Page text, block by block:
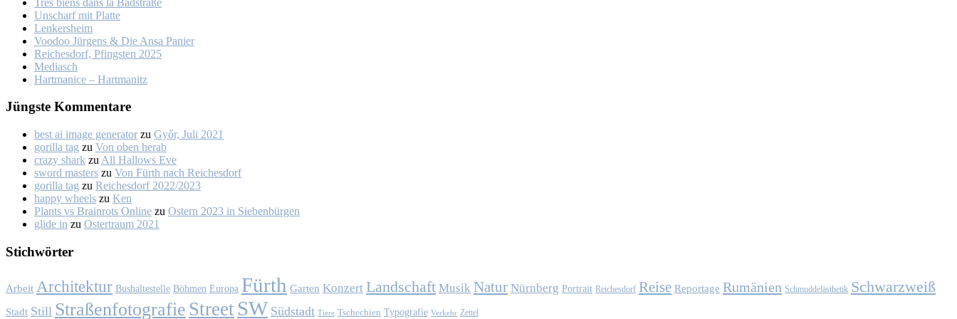
Un­scharf mit Plat­te
Len­kers­heim
Voo­doo Jür­gens & Die An­sa Pa­nier
Rei­ches­dorf, Pfings­ten 2025
Me­dia­sch
Hart­ma­nice – Hart­ma­nitz
Jüngs­te Kom­men­ta­re
best ai image generator zu Győr, Ju­li 2021
gorilla tag zu Von oben her­ab
crazy shark zu All Hal­lows Eve
sword masters zu Von Fürth nach Rei­ches­dorf
gorilla tag zu Rei­ches­dorf 2022/2023
happy wheels zu Ken
Plants vs Brainrots Online zu Os­tern 2023 in Sie­ben­bür­gen
glide in zu Os­ter­traum 2021
Stich­wör­ter
Arbeit Architektur Bushaltestelle Böhmen Europa Fürth Garten Konzert Landschaft Musik Natur Nürnberg Portrait Reichesdorf Reise Reportage Rumänien Schmuddelästhetik Schwarzweiß
Stadt Still Straßenfotografie Street SW Südstadt Tiere Tschechien Typografie Verkehr Zettel